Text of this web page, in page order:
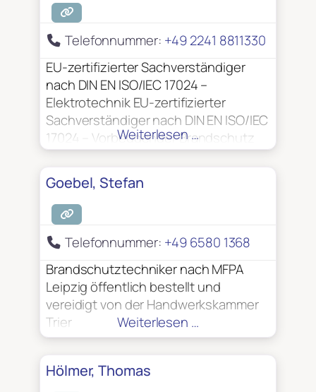
Telefonnummer: +49 2241 8811330
EU-zertifizierter Sachverständiger
nach DIN EN ISO/IEC 17024 –
Elektrotechnik EU-zertifizierter
Sachverständiger nach DIN EN ISO/IEC
17024 – Vorbeugender Brandschutz
öffentlich bestellt und vereidigt von
der Handwerkskammer zu Köln
Sachkundiger für Fluchttürsysteme
und Feststellanlagen VdS –
anerkannter Sachverständiger zur
Prüfung elektrischer Anlagen
Zertifiziert nach DIN 14675 für die
Planung, Projektierung und Abnahme
von Brandmeldeanlagen
Weiterlesen …
Goebel, Stefan
Telefonnummer: +49 6580 1368
Brandschutztechniker nach MFPA
Leipzig öffentlich bestellt und
vereidigt von der Handwerkskammer
Trier
Weiterlesen …
Hölmer, Thomas